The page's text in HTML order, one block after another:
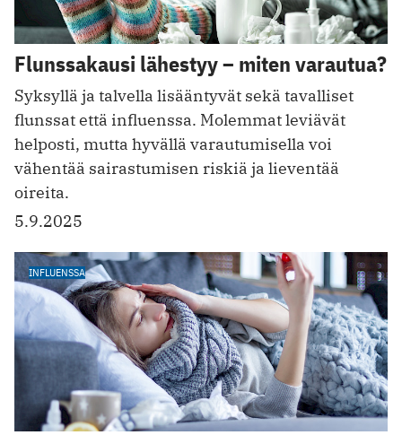
Flunssakausi lähestyy – miten varautua?
Syksyllä ja talvella lisääntyvät sekä tavalliset
flunssat että influenssa. Molemmat leviävät
helposti, mutta hyvällä varautumisella voi
vähentää sairastumisen riskiä ja lieventää
oireita.
5.9.2025
INFLUENSSA